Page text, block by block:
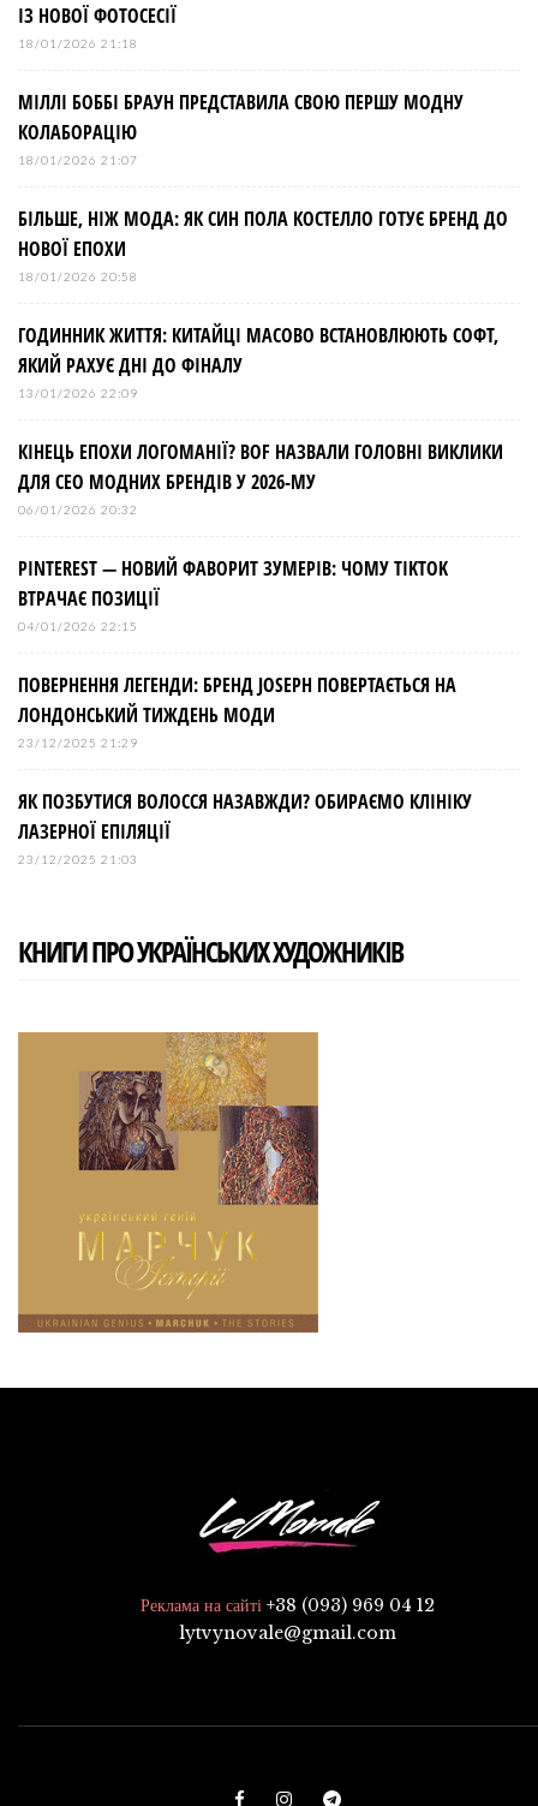
ІЗ НОВОЇ ФОТОСЕСІЇ
18/01/2026 21:18
МІЛЛІ БОББІ БРАУН ПРЕДСТАВИЛА СВОЮ ПЕРШУ МОДНУ
КОЛАБОРАЦІЮ
18/01/2026 21:07
БІЛЬШЕ, НІЖ МОДА: ЯК СИН ПОЛА КОСТЕЛЛО ГОТУЄ БРЕНД ДО
НОВОЇ ЕПОХИ
18/01/2026 20:58
ГОДИННИК ЖИТТЯ: КИТАЙЦІ МАСОВО ВСТАНОВЛЮЮТЬ СОФТ,
ЯКИЙ РАХУЄ ДНІ ДО ФІНАЛУ
13/01/2026 22:09
КІНЕЦЬ ЕПОХИ ЛОГОМАНІЇ? BOF НАЗВАЛИ ГОЛОВНІ ВИКЛИКИ
ДЛЯ СЕО МОДНИХ БРЕНДІВ У 2026-МУ
06/01/2026 20:32
PINTEREST — НОВИЙ ФАВОРИТ ЗУМЕРІВ: ЧОМУ TIKTOK
ВТРАЧАЄ ПОЗИЦІЇ
04/01/2026 22:15
ПОВЕРНЕННЯ ЛЕГЕНДИ: БРЕНД JOSEPH ПОВЕРТАЄТЬСЯ НА
ЛОНДОНСЬКИЙ ТИЖДЕНЬ МОДИ
23/12/2025 21:29
ЯК ПОЗБУТИСЯ ВОЛОССЯ НАЗАВЖДИ? ОБИРАЄМО КЛІНІКУ
ЛАЗЕРНОЇ ЕПІЛЯЦІЇ
23/12/2025 21:03
КНИГИ ПРО УКРАЇНСЬКИХ ХУДОЖНИКІВ
Реклама на сайті +38 (093) 969 04 12
lytvynovale@gmail.com